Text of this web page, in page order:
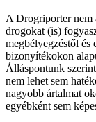
A Drogriporter nem
drogokat (is)
megbélyegzéstől és
bizonyítékokon
Álláspontunk
nem lehet sem
nagyobb ártalmat
egyébként sem